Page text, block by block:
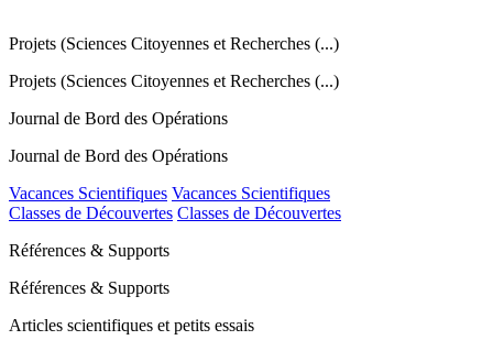
Projets (Sciences Citoyennes et Recherches (...)
Projets (Sciences Citoyennes et Recherches (...)
Journal de Bord des Opérations
Journal de Bord des Opérations
Vacances Scientifiques Vacances Scientifiques
Classes de Découvertes Classes de Découvertes
Références & Supports
Références & Supports
Articles scientifiques et petits essais